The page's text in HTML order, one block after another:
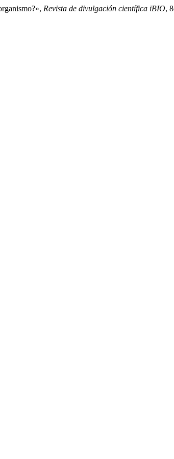
Revista de divulgación científica iBIO,